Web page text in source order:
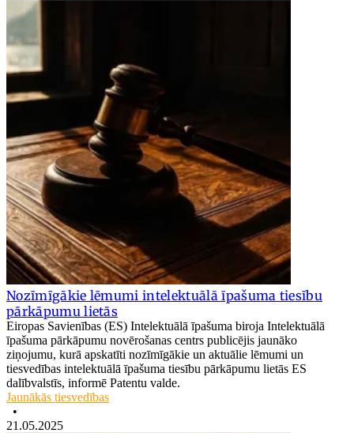
Nozīmīgākie lēmumi intelektuālā īpašuma tiesību
pārkāpumu lietās
Eiropas Savienības (ES) Intelektuālā īpašuma biroja Intelektuālā
īpašuma pārkāpumu novērošanas centrs publicējis jaunāko
ziņojumu, kurā apskatīti nozīmīgākie un aktuālie lēmumi un
tiesvedības intelektuālā īpašuma tiesību pārkāpumu lietās ES
dalībvalstīs, informē Patentu valde.
Jaunākās tiesvedības
•
21.05.2025